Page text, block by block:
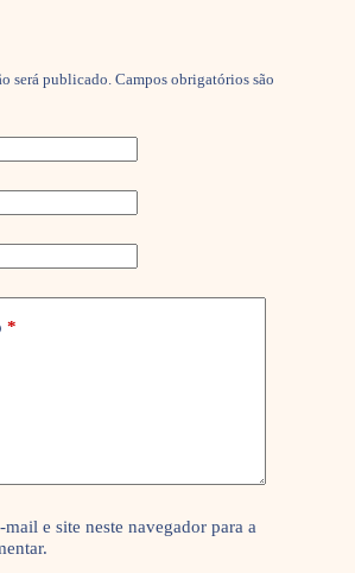
será publicado. Campos obrigatórios são
*
e site neste navegador para a